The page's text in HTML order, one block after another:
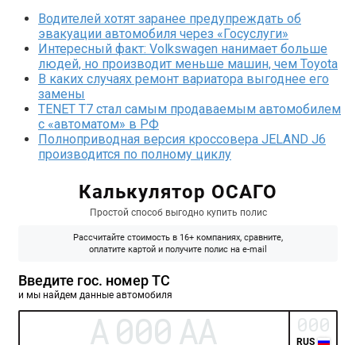
Водителей хотят заранее предупреждать об
эвакуации автомобиля через «Госуслуги»
Интересный факт: Volkswagen нанимает больше
людей, но производит меньше машин, чем Toyota
В каких случаях ремонт вариатора выгоднее его
замены
TENET T7 стал самым продаваемым автомобилем
с «автоматом» в РФ
Полноприводная версия кроссовера JELAND J6
производится по полному циклу